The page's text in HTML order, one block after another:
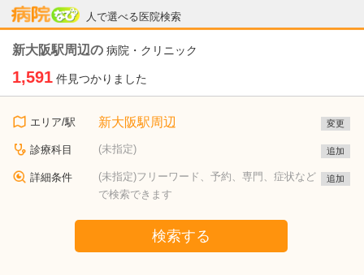
人で選べる医院検索
病院なび
新大阪駅周辺の 病院・クリニック
1,591 件見つかりました
エリア/駅 新大阪駅周辺 変更
診療科目 (未指定) 追加
詳細条件
(未指定)フリーワード、予約、専門、症状など
で検索できます
追加
検索する